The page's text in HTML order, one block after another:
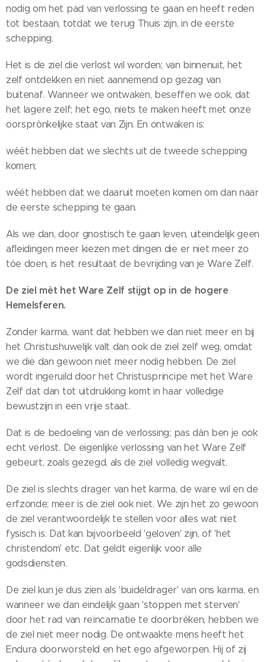
nodig om het pad van verlossing te gaan en heeft reden
tot bestaan, totdat we terug Thuis zijn, in de eerste
schepping.
Het is de ziel die verlost wil worden; van binnenuit, het
zelf ontdekken en niet aannemend op gezag van
buitenaf. Wanneer we ontwaken, beseffen we ook, dat
het lagere zelf; het ego, niets te maken heeft met onze
oorsprònkelijke staat van Zijn. En ontwaken is:
wéét hebben dat we slechts uit de tweede schepping
komen;
wéét hebben dat we daaruit moeten komen om dan naar
de eerste schepping te gaan.
Als we dan, door gnostisch te gaan leven, uiteindelijk geen
afleidingen meer kiezen met dingen die er niet meer zo
tóe doen, is het resultaat de bevrijding van je Ware Zelf.
De ziel mèt het Ware Zelf stijgt op in de hogere
Hemelsferen.
Zonder karma, want dat hebben we dan niet meer en bij
het Christushuwelijk valt dan ook de ziel zelf weg, omdat
we die dan gewoon niet meer nodig hebben. De ziel
wordt ingeruild door het Christusprincipe met het Ware
Zelf dat dan tot uitdrukking komt in haar volledige
bewustzijn in een vrije staat.
Dat is de bedoeling van de verlossing; pas dàn ben je ook
echt verlost. De eigenlijke verlossing van het Ware Zelf
gebeurt, zoals gezegd, als de ziel volledig wegvalt.
De ziel is slechts drager van het karma, de ware wil en de
erfzonde; meer is de ziel ook niet. We zijn het zo gewoon
de ziel verantwoordelijk te stellen voor alles wat niet
fysisch is. Dat kan bijvoorbeeld 'geloven' zijn, of 'het
christendom' etc. Dat geldt eigenlijk voor alle
godsdiensten.
De ziel kun je dus zien als 'buideldrager' van ons karma, en
wanneer we dan eindelijk gaan 'stoppen met sterven'
door het rad van reïncarnatie te doorbréken, hebben we
de ziel niet meer nodig. De ontwaakte mens heeft het
Endura doorworsteld en het ego afgeworpen. Hij of zij